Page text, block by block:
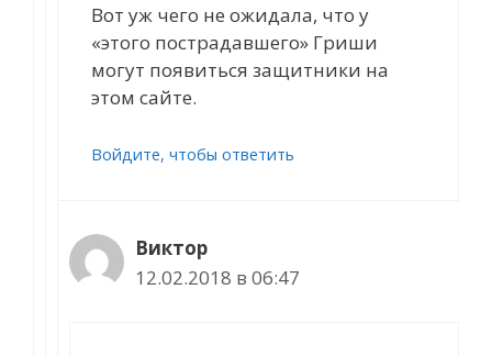
Вот уж чего не ожидала, что у
«этого пострадавшего» Гриши
могут появиться защитники на
этом сайте.
Войдите, чтобы ответить
Виктор
12.02.2018 в 06:47